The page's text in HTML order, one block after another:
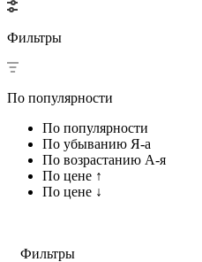
Фильтры
По популярности
По популярности
По убыванию Я-а
По возрастанию А-я
По цене ↑
По цене ↓
Фильтры